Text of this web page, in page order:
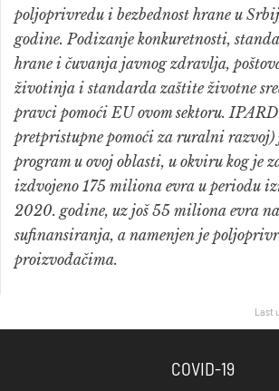
poljoprivredu i bezbednost hrane u
godine. Podizanje konkuretnosti,
hrane i čuvanja javnog zdravlja,
životinja i standarda zaštite životne
pravci pomoći EU ovom sektoru.
pretpristupne pomoći za ruralni razvoj)
program u ovoj oblasti, u okviru kog je
izdvojeno 175 miliona evra u periodu
2020. godine, uz još 55 miliona evra
sufinansiranja, a namenjen je
proizvođačima.
Last
COVID-19